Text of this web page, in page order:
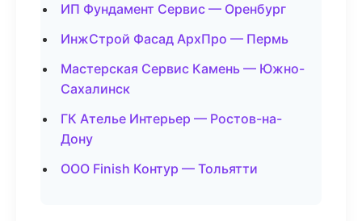
ИП Фундамент Сервис — Оренбург
ИнжСтрой Фасад АрхПро — Пермь
Мастерская Сервис Камень — Южно-
Сахалинск
ГК Ателье Интерьер — Ростов-на-
Дону
ООО Finish Контур — Тольятти